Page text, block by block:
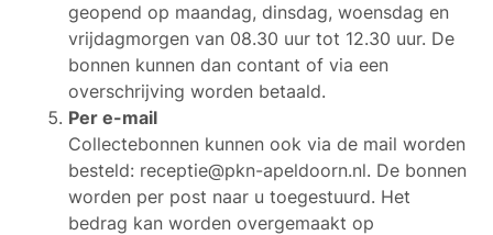
geopend op maandag, dinsdag, woensdag en
vrijdagmorgen van 08.30 uur tot 12.30 uur. De
bonnen kunnen dan contant of via een
overschrijving worden betaald.
Per e-mail
Collectebonnen kunnen ook via de mail worden
besteld: receptie@pkn-apeldoorn.nl. De bonnen
worden per post naar u toegestuurd. Het
bedrag kan worden overgemaakt op